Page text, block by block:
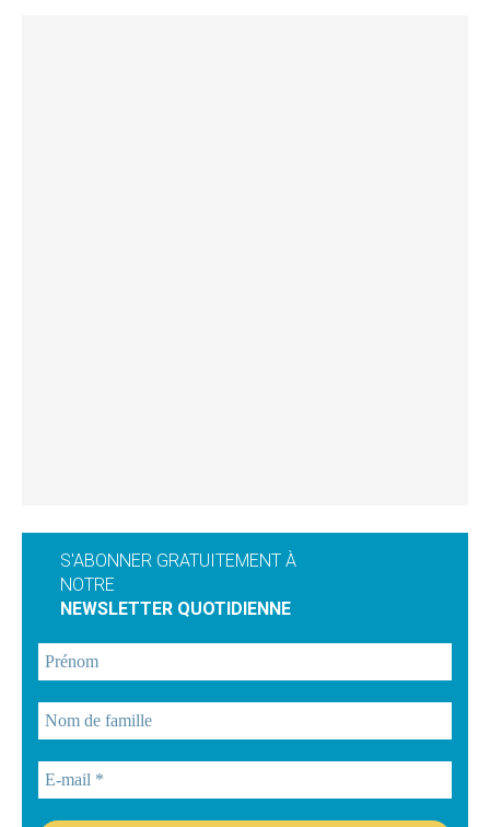
S'ABONNER GRATUITEMENT À
NOTRE
NEWSLETTER QUOTIDIENNE